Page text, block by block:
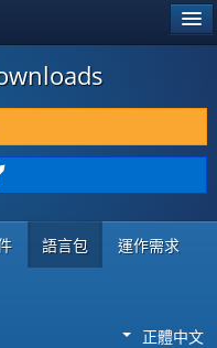
語言包 運作需求
正體中文